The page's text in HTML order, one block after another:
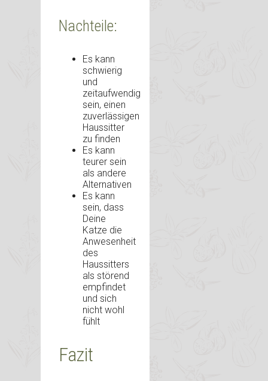
Nachteile:
Es kann
schwierig
und
zeitaufwendig
sein, einen
zuverlässigen
Haussitter
zu finden
Es kann
teurer sein
als andere
Alternativen
Es kann
sein, dass
Deine
Katze die
Anwesenheit
des
Haussitters
als störend
empfindet
und sich
nicht wohl
fühlt
Fazit